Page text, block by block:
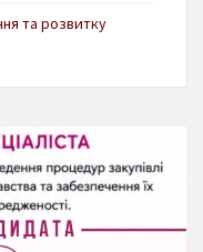
та розвитку